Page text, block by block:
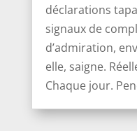
déclarations
signaux de
d’admiration,
elle, saigne.
Chaque jour.